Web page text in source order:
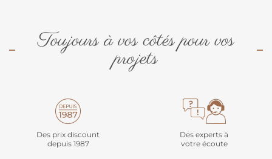
Toujours à vos côtés pour vos
projets
Des prix discount
depuis 1987
Des experts à
votre écoute